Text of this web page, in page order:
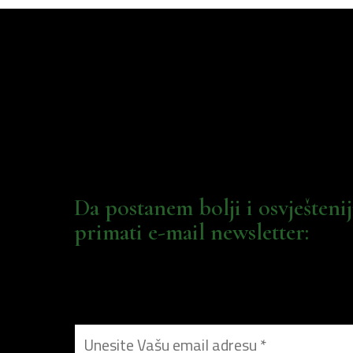
Da postanem bolji i
primati e-mail newsletter: